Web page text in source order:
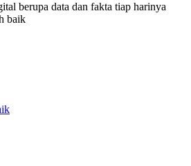
berupa data dan fakta tiap harinya
baik